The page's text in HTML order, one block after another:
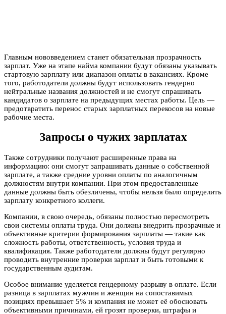
Главным нововведением станет обязательная прозрачность
зарплат. Уже на этапе найма компании будут обязаны указывать
стартовую зарплату или диапазон оплаты в вакансиях. Кроме
того, работодатели должны будут использовать гендерно
нейтральные названия должностей и не смогут спрашивать
кандидатов о зарплате на предыдущих местах работы. Цель —
предотвратить перенос старых зарплатных перекосов на новые
рабочие места.
Запросы о чужих зарплатах
Также сотрудники получают расширенные права на
информацию: они смогут запрашивать данные о собственной
зарплате, а также средние уровни оплаты по аналогичным
должностям внутри компании. При этом предоставленные
данные должны быть обезличены, чтобы нельзя было определить
зарплату конкретного коллеги.
Компании, в свою очередь, обязаны полностью пересмотреть
свои системы оплаты труда. Они должны внедрить прозрачные и
объективные критерии формирования зарплаты — такие как
сложность работы, ответственность, условия труда и
квалификация. Также работодатели должны будут регулярно
проводить внутренние проверки зарплат и быть готовыми к
государственным аудитам.
Особое внимание уделяется гендерному разрыву в оплате. Если
разница в зарплатах мужчин и женщин на сопоставимых
позициях превышает 5% и компания не может её обосновать
объективными причинами, ей грозят проверки, штрафы и